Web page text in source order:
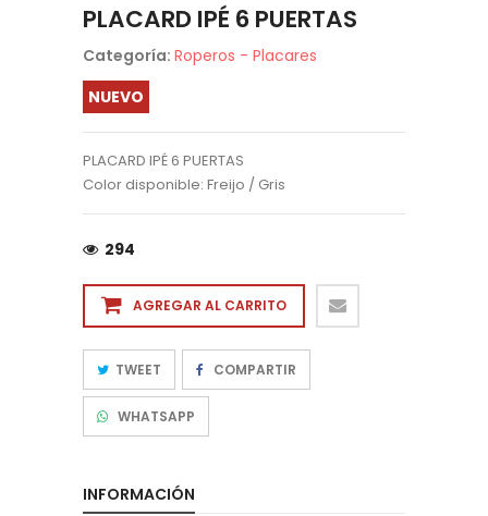
PLACARD IPÉ 6 PUERTAS
Categoría: Roperos - Placares
NUEVO
PLACARD IPÉ 6 PUERTAS
Color disponible: Freijo / Gris
294
AGREGAR AL CARRITO
TWEET COMPARTIR
WHATSAPP
INFORMACIÓN